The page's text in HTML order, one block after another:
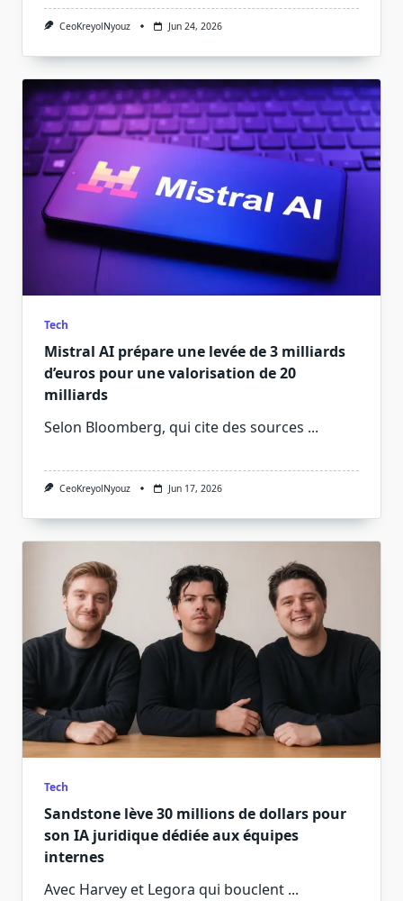
CeoKreyolNyouz Jun 24, 2026
Tech
Mistral AI prépare une levée de 3 milliards
d’euros pour une valorisation de 20
milliards
Selon Bloomberg, qui cite des sources ...
CeoKreyolNyouz Jun 17, 2026
Tech
Sandstone lève 30 millions de dollars pour
son IA juridique dédiée aux équipes
internes
Avec Harvey et Legora qui bouclent ...